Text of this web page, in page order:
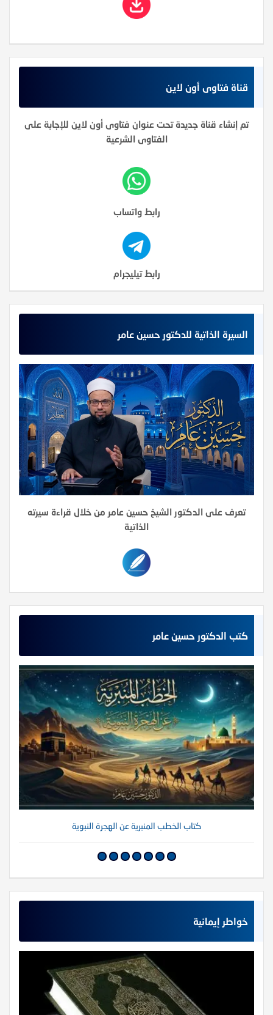
قناة فتاوى أون لاين
تم إنشاء قناة جديدة تحت عنوان فتاوى أون لاين للإجابة على
الفتاوى الشرعية
رابط واتساب
رابط تيليجرام
السيرة الذاتية للدكتور حسين عامر
تعرف على الدكتور الشيخ حسين عامر من خلال قراءة سيرته
الذاتية
كتب الدكتور حسين عامر
كتاب الخطب المنبرية عن الهجرة النبوية
خواطر إيمانية